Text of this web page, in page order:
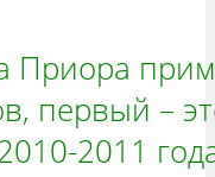
Приора
первый –
2011